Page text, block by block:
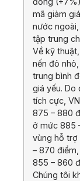
mã giảm
nước
tập trung
Về kỹ
nến đỏ
trung bình
giá yếu. Do
tích cực,
875 – 880
ở mức 885
vùng hỗ
– 870
855 – 860
Chúng tôi